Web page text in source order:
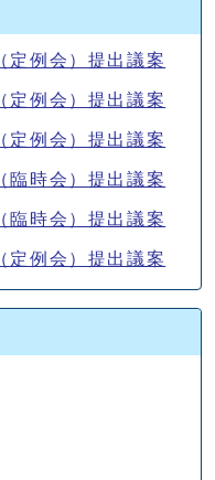
定例会）提出議案
定例会）提出議案
定例会）提出議案
臨時会）提出議案
臨時会）提出議案
定例会）提出議案